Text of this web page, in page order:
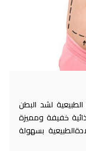
لشد البطن
خفيفة ومميزة
بسهولة